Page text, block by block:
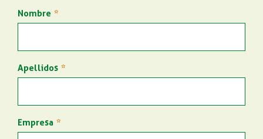
Nombre
Apellidos
Empresa